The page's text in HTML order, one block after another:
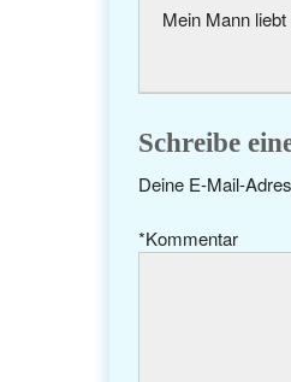
Mein Mann
Schreibe
Deine E-Mail-
Kommentar
*